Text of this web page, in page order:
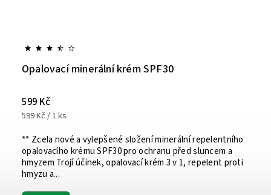
Opalovací minerální krém SPF30
599 Kč
599 Kč / 1 ks
** Zcela nové a vylepšené složení minerální repelentního
opalovacího krému SPF30 pro ochranu před sluncem a
hmyzem Trojí účinek, opalovací krém 3 v 1, repelent proti
hmyzu a...